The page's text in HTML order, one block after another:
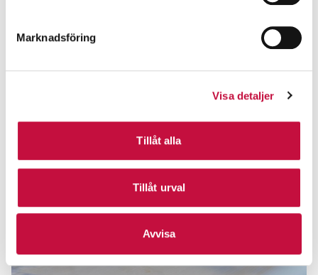
Marknadsföring
Visa detaljer
Tillåt alla
Tillåt urval
Avvisa